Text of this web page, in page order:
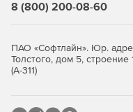
Поддерживаемые
8 (800) 200-08-60
ПАО «Софтлайн». Юр.
Толстого, дом 5,
(А-311)